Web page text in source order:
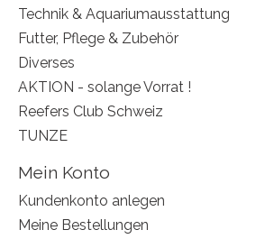
Technik & Aquariumausstattung
Futter, Pflege & Zubehör
Diverses
AKTION - solange Vorrat !
Reefers Club Schweiz
TUNZE
Mein Konto
Kundenkonto anlegen
Meine Bestellungen